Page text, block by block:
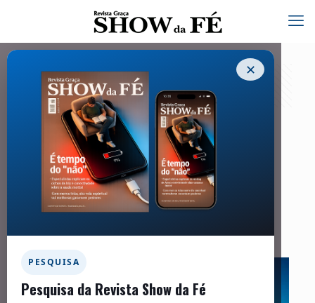
✕
PESQUISA
Pesquisa da Revista Show da Fé
Carta Viva – 276
01/07/2022
Facebook Twitter
Messenger